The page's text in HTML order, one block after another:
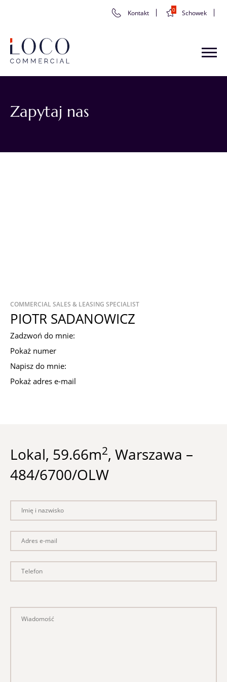
Kontakt 0 Schowek
Zapytaj nas
COMMERCIAL SALES & LEASING SPECIALIST
PIOTR SADANOWICZ
Zadzwoń do mnie:
Pokaż numer
Napisz do mnie:
Pokaż adres e-mail
Lokal, 59.66m2, Warszawa –
484/6700/OLW